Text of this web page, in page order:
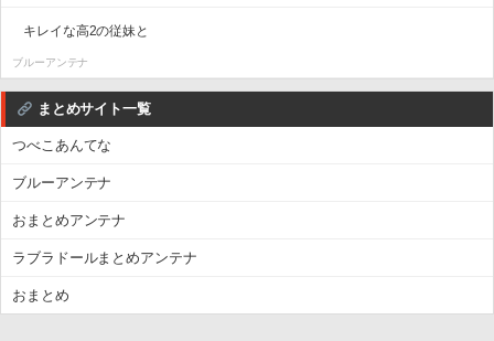
キレイな高2の従妹と
ブルーアンテナ
まとめサイト一覧
つべこあんてな
ブルーアンテナ
おまとめアンテナ
ラブラドールまとめアンテナ
おまとめ